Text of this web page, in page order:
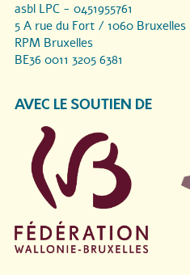
asbl LPC - 0451955761
5 A rue du Fort / 1060 Bruxelles
RPM Bruxelles
BE36 0011 3205 6381
AVEC LE SOUTIEN DE